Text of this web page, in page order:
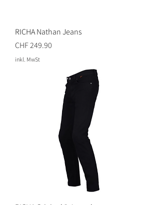
RICHA Nathan Jeans
Preis
CHF 249.90
inkl. MwSt